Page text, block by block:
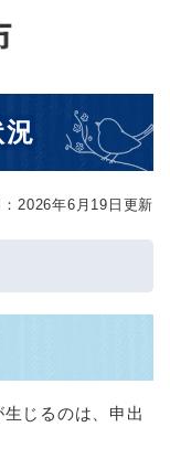
2026年6月19日更新
じるのは、申出